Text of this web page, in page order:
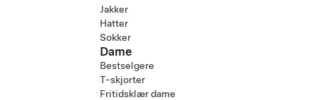
Jakker
Hatter
Sokker
Dame
Bestselgere
T-skjorter
Fritidsklær dame